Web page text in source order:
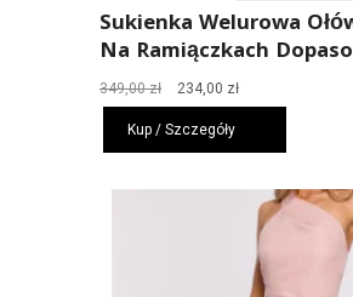
Sukienka Welurowa
Na Ramiączkach
349,00zł
Pierwotna
cena
wynosiła:
349,00 zł.
234,00 złAktualna
cena
234,00 zł.
Kup / Szczegóły